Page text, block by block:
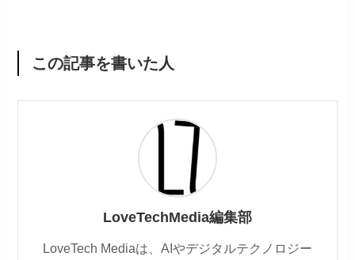
この記事を書いた人
LoveTechMedia編集部
LoveTech Mediaは、AIやデジタルテクノロジー